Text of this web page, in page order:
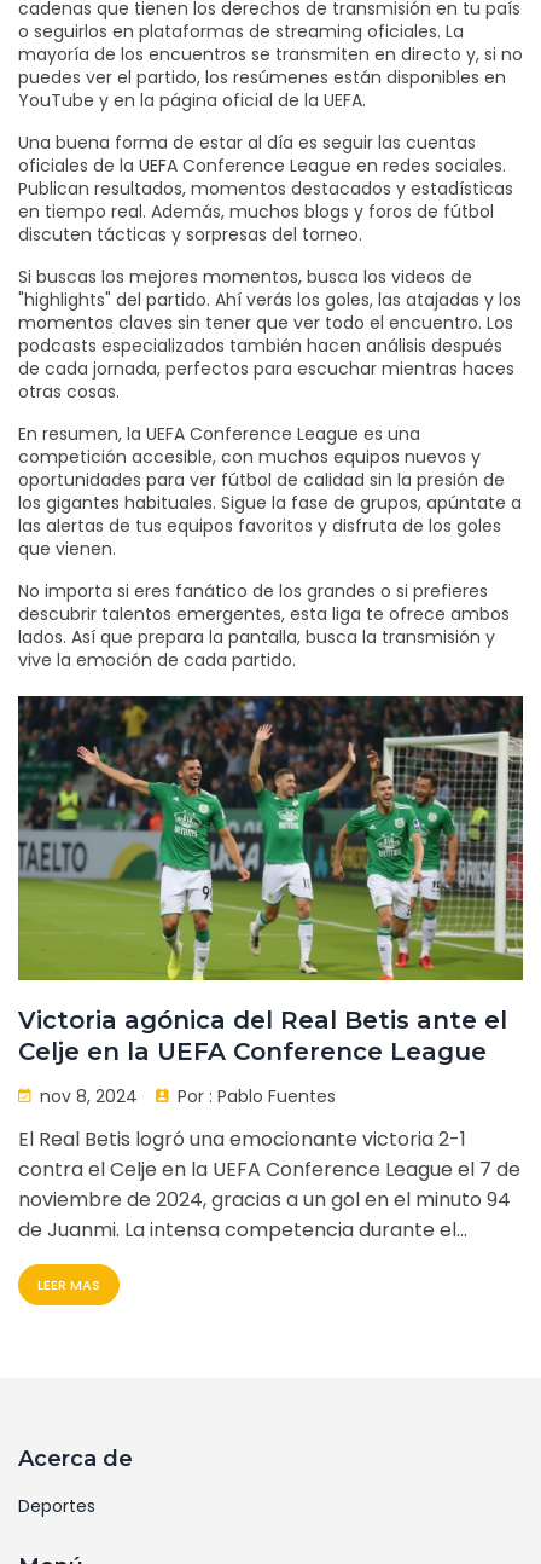
cadenas que tienen los derechos de transmisión en tu país
o seguirlos en plataformas de streaming oficiales. La
mayoría de los encuentros se transmiten en directo y, si no
puedes ver el partido, los resúmenes están disponibles en
YouTube y en la página oficial de la UEFA.
Una buena forma de estar al día es seguir las cuentas
oficiales de la UEFA Conference League en redes sociales.
Publican resultados, momentos destacados y estadísticas
en tiempo real. Además, muchos blogs y foros de fútbol
discuten tácticas y sorpresas del torneo.
Si buscas los mejores momentos, busca los videos de
"highlights" del partido. Ahí verás los goles, las atajadas y los
momentos claves sin tener que ver todo el encuentro. Los
podcasts especializados también hacen análisis después
de cada jornada, perfectos para escuchar mientras haces
otras cosas.
En resumen, la UEFA Conference League es una
competición accesible, con muchos equipos nuevos y
oportunidades para ver fútbol de calidad sin la presión de
los gigantes habituales. Sigue la fase de grupos, apúntate a
las alertas de tus equipos favoritos y disfruta de los goles
que vienen.
No importa si eres fanático de los grandes o si prefieres
descubrir talentos emergentes, esta liga te ofrece ambos
lados. Así que prepara la pantalla, busca la transmisión y
vive la emoción de cada partido.
Victoria agónica del Real Betis ante el
Celje en la UEFA Conference League
nov 8, 2024 Por : Pablo Fuentes
El Real Betis logró una emocionante victoria 2-1
contra el Celje en la UEFA Conference League el 7 de
noviembre de 2024, gracias a un gol en el minuto 94
de Juanmi. La intensa competencia durante el
partido destacó la tenacidad del Betis, que
finalmente se impuso. Este triunfo es crucial para el
LEER MAS
Acerca de
Deportes